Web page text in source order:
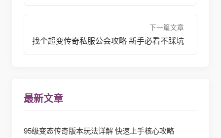
下一篇文章
找个超变传奇私服公会攻略 新手必看不踩坑
最新文章
95级变态传奇版本玩法详解 快速上手核心攻略